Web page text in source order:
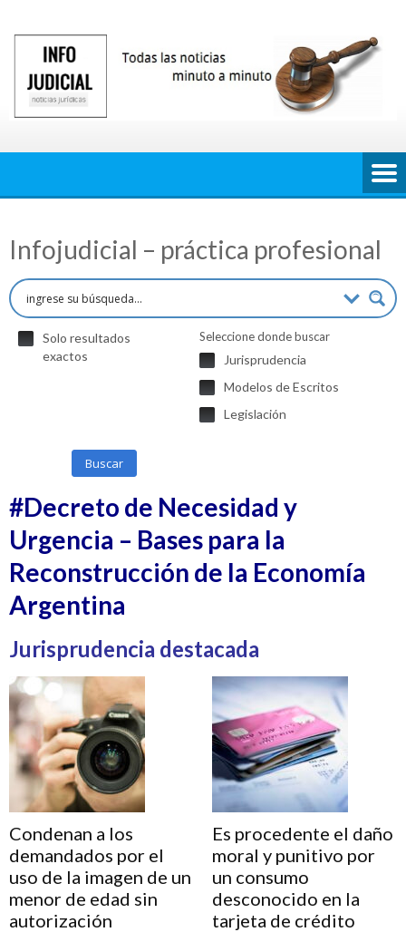
contenido
Infojudicial – práctica profesional
Solo resultados
exactos
Seleccione donde buscar
Jurisprudencia
Modelos de Escritos
Legislación
Buscar
#Decreto de Necesidad y
Urgencia – Bases para la
Reconstrucción de la Economía
Argentina
Jurisprudencia destacada
Condenan a los
demandados por el
uso de la imagen de un
menor de edad sin
autorización
Es procedente el daño
moral y punitivo por
un consumo
desconocido en la
tarjeta de crédito